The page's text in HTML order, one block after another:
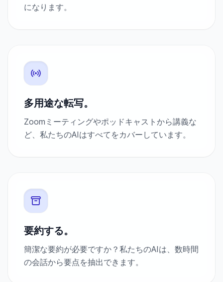
になります。
多用途な転写。
Zoomミーティングやポッドキャストから講義な
ど、私たちのAIはすべてをカバーしています。
要約する。
簡潔な要約が必要ですか？私たちのAIは、数時間
の会話から要点を抽出できます。